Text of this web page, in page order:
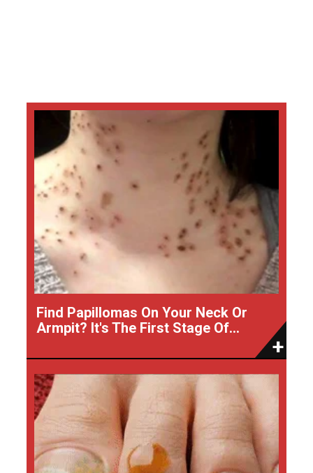
Find Papillomas On Your Neck Or
Armpit? It's The First Stage Of...